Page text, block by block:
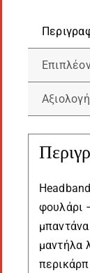
φουλάρι
μαντήλα